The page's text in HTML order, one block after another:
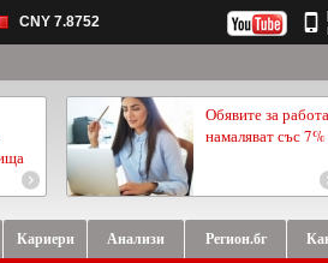
CNY 7.8752
Обявите за работа
намаляват със 7%
Кариери Анализи Регион.бг